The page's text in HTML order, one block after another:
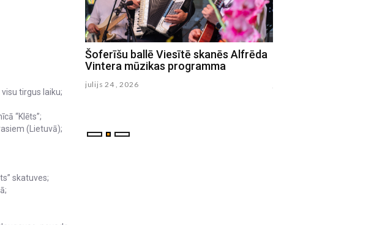
tirgus laiku;
“Klēts”;
(Lietuvā);
skatuves;
par latviešu
Šoferīšu ballē Viesītē skanēs Alfrēda
Vintera mūzikas programma
julijs 24 , 2026